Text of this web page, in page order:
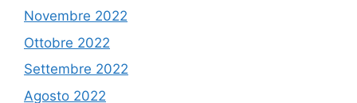
Novembre 2022
Ottobre 2022
Settembre 2022
Agosto 2022